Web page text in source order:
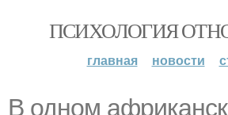
ПСИХОЛОГИЯ
главная новости
В одном